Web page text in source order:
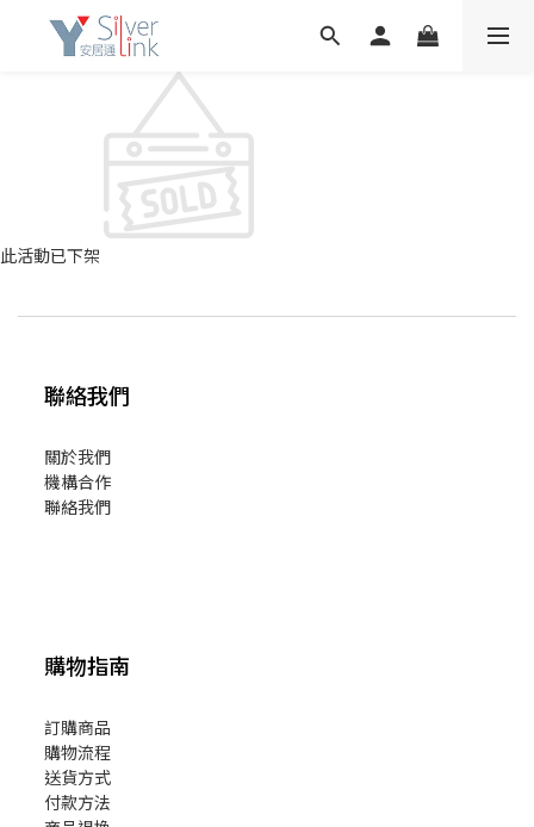
此活動已下架
聯絡我們
關於我們
機構合作
聯絡我們
購物指南
訂購商品
購物流程
送貨方式
付款方法